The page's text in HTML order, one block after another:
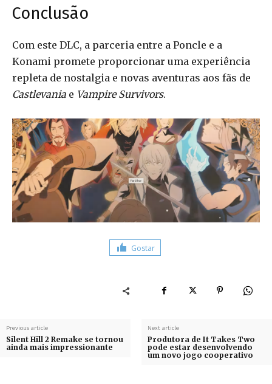
Conclusão
Com este DLC, a parceria entre a Poncle e a
Konami promete proporcionar uma experiência
repleta de nostalgia e novas aventuras aos fãs de
Castlevania e Vampire Survivors.
Gostar
Previous article
Silent Hill 2 Remake se tornou
ainda mais impressionante
Next article
Produtora de It Takes Two
pode estar desenvolvendo
um novo jogo cooperativo